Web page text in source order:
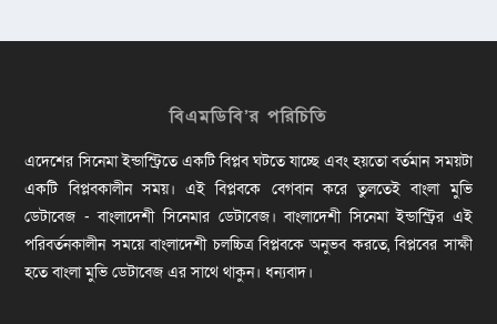
বিএমডিবি’র পরিচিতি
এদেশের সিনেমা ইন্ডাস্ট্রিতে একটি বিপ্লব ঘটতে যাচ্ছে এবং হয়তো বর্তমান সময়টা
একটি বিপ্লবকালীন সময়। এই বিপ্লবকে বেগবান করে তুলতেই বাংলা মুভি
ডেটাবেজ - বাংলাদেশী সিনেমার ডেটাবেজ। বাংলাদেশী সিনেমা ইন্ডাস্ট্রির এই
পরিবর্তনকালীন সময়ে বাংলাদেশী চলচ্চিত্র বিপ্লবকে অনুভব করতে, বিপ্লবের সাক্ষী
হতে বাংলা মুভি ডেটাবেজ এর সাথে থাকুন। ধন্যবাদ।